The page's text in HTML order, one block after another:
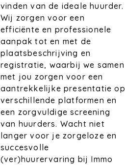
vinden van de ideale huurder.
Wij zorgen voor een
efficiënte en professionele
aanpak tot en met de
plaatsbeschrijving en
registratie, waarbij we samen
met jou zorgen voor een
aantrekkelijke presentatie op
verschillende platformen en
een zorgvuldige screening
van huurders. Wacht niet
langer voor je zorgeloze en
succesvolle
(ver)huurervaring bij Immo